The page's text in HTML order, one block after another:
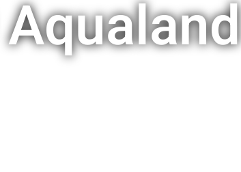
Aqualand פארק מים מלאגה